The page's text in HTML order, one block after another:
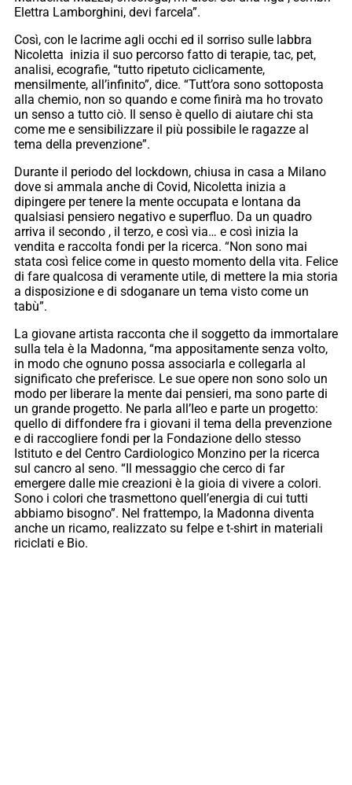
Elettra Lamborghini, devi farcela”.
Così, con le lacrime agli occhi ed il sorriso sulle labbra
Nicoletta inizia il suo percorso fatto di terapie, tac, pet,
analisi, ecografie, “tutto ripetuto ciclicamente,
mensilmente, all’infinito”, dice. “Tutt’ora sono sottoposta
alla chemio, non so quando e come finirà ma ho trovato
un senso a tutto ciò. Il senso è quello di aiutare chi sta
come me e sensibilizzare il più possibile le ragazze al
tema della prevenzione”.
Durante il periodo del lockdown, chiusa in casa a Milano
dove si ammala anche di Covid, Nicoletta inizia a
dipingere per tenere la mente occupata e lontana da
qualsiasi pensiero negativo e superfluo. Da un quadro
arriva il secondo , il terzo, e così via… e così inizia la
vendita e raccolta fondi per la ricerca. “Non sono mai
stata così felice come in questo momento della vita. Felice
di fare qualcosa di veramente utile, di mettere la mia storia
a disposizione e di sdoganare un tema visto come un
tabù”.
La giovane artista racconta che il soggetto da immortalare
sulla tela è la Madonna, “ma appositamente senza volto,
in modo che ognuno possa associarla e collegarla al
significato che preferisce. Le sue opere non sono solo un
modo per liberare la mente dai pensieri, ma sono parte di
un grande progetto. Ne parla all’Ieo e parte un progetto:
quello di diffondere fra i giovani il tema della prevenzione
e di raccogliere fondi per la Fondazione dello stesso
Istituto e del Centro Cardiologico Monzino per la ricerca
sul cancro al seno. “Il messaggio che cerco di far
emergere dalle mie creazioni è la gioia di vivere a colori.
Sono i colori che trasmettono quell’energia di cui tutti
abbiamo bisogno”. Nel frattempo, la Madonna diventa
anche un ricamo, realizzato su felpe e t-shirt in materiali
riciclati e Bio.